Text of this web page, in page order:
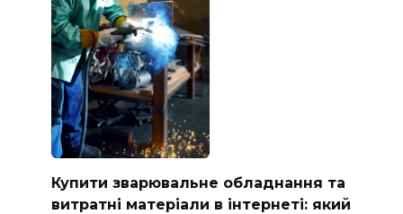
Купити зварювальне обладнання та
витратні матеріали в інтернеті: який